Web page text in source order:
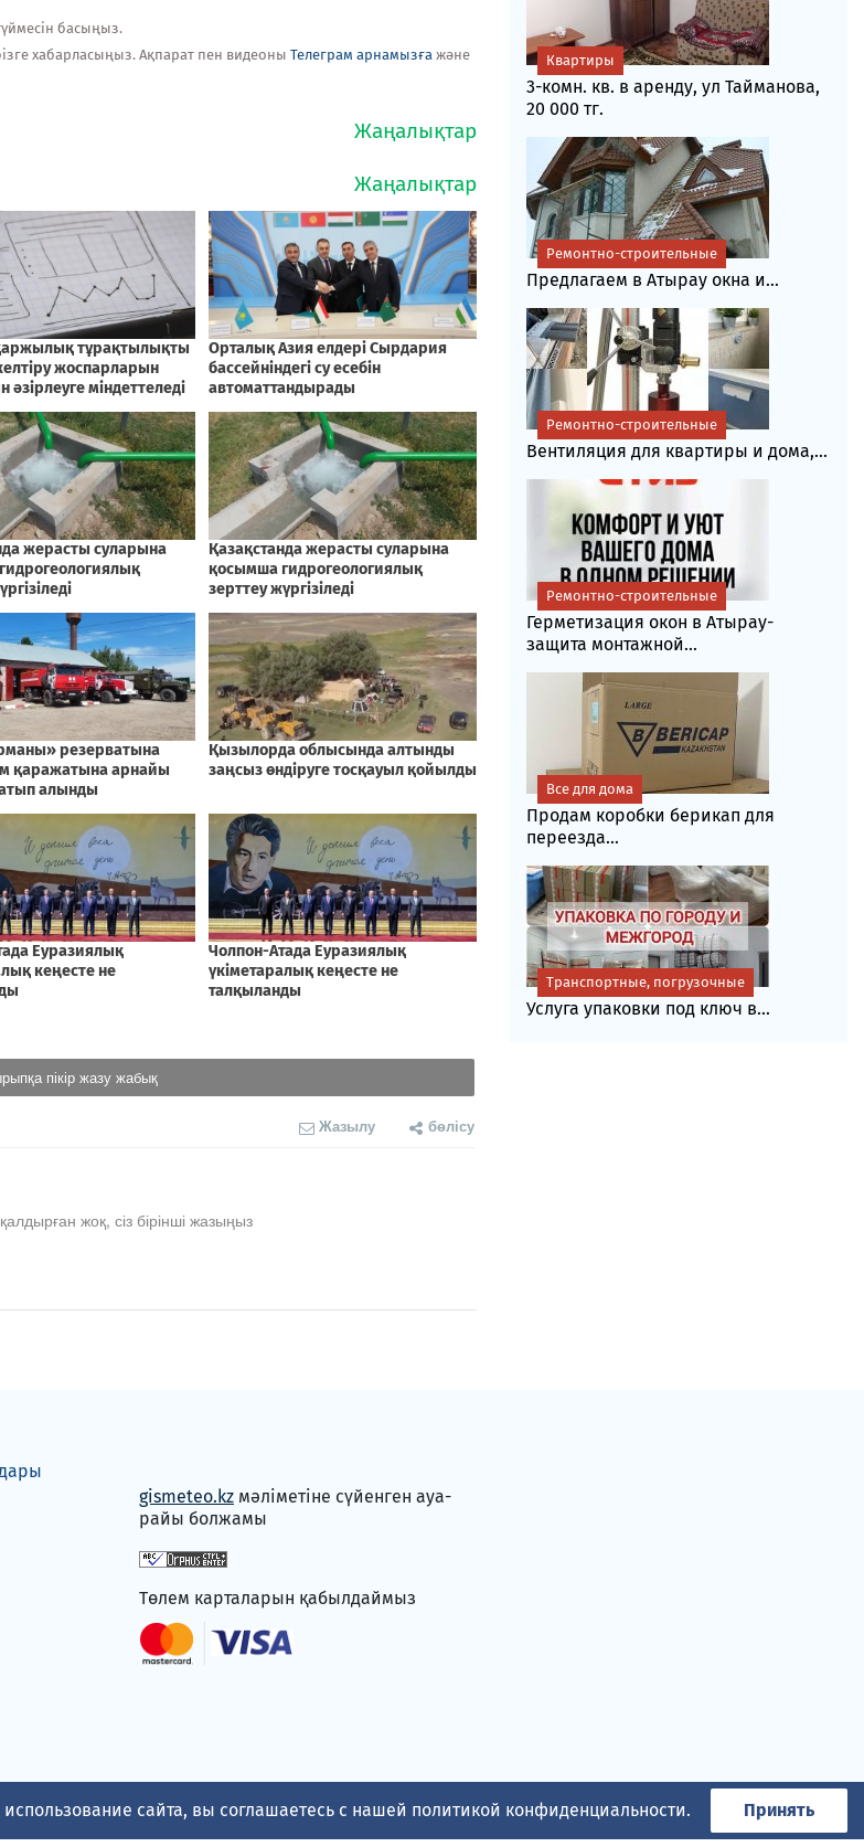
басыңыз.
хабарласыңыз. Ақпарат пен видеоны Телеграм арнамызға және
пікір жазу жабық
Жазылу бөлісу
жоқ, сіз бірінші жазыңыз
3-комн. кв. в аренду, ул Тайманова,
20 000 тг.
Квартиры
Предлагаем в Атырау окна и...
Ремонтно-строительные
Вентиляция для квартиры и дома,...
Ремонтно-строительные
Герметизация окон в Атырау-
защита монтажной...
Ремонтно-строительные
Продам коробки берикап для
переезда...
Все для дома
Услуга упаковки под ключ в...
Транспортные, погрузочные
gismeteo.kz мәліметіне сүйенген ауа-
райы болжамы
Төлем карталарын қабылдаймыз
сайта, вы соглашаетесь с нашей политикой конфиденциальности. Принять